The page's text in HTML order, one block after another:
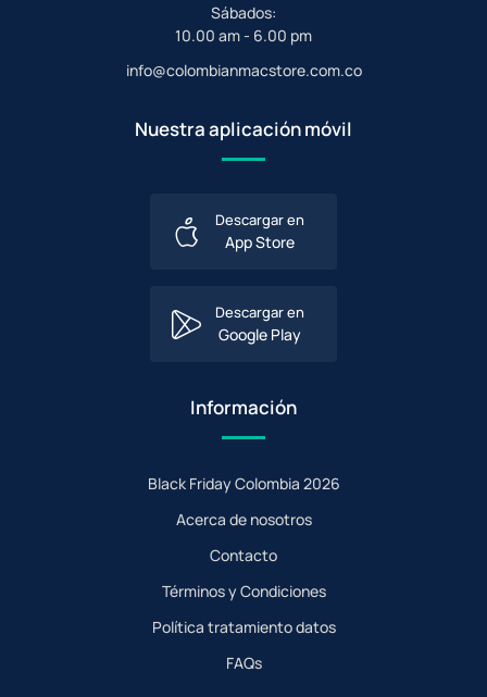
Sábados:
10.00 am - 6.00 pm
info@colombianmacstore.com.co
Nuestra aplicación móvil
Descargar en
App Store
Descargar en
Google Play
Información
Black Friday Colombia 2026
Acerca de nosotros
Contacto
Términos y Condiciones
Política tratamiento datos
FAQs